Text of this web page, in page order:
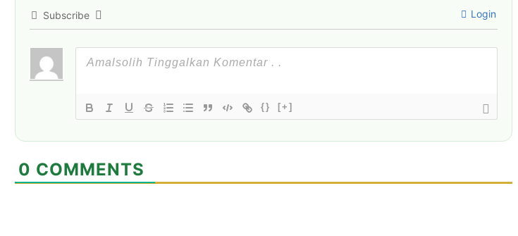
Subscribe Login
{} [+]
0 COMMENTS